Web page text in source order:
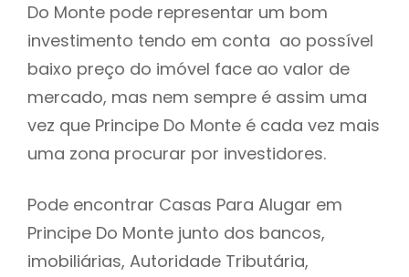
Do Monte pode representar um bom
investimento tendo em conta ao possível
baixo preço do imóvel face ao valor de
mercado, mas nem sempre é assim uma
vez que Principe Do Monte é cada vez mais
uma zona procurar por investidores.
Pode encontrar Casas Para Alugar em
Principe Do Monte junto dos bancos,
imobiliárias, Autoridade Tributária,